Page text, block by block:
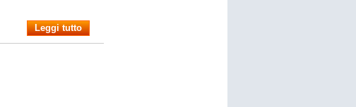
Leggi tutto